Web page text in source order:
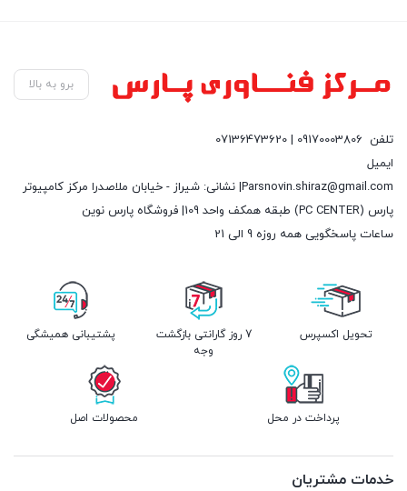
برو به بالا
تلفن 09170003806 | 07136473620
ایمیل
Parsnovin.shiraz@gmail.com| نشانی: شیراز - خیابان ملاصدرا مرکز کامپیوتر
پارس (PC CENTER) طبقه همکف واحد 109| فروشگاه پارس نوین
ساعات پاسخگویی همه روزه 9 الی 21
تحویل اکسپرس
7 روز گارانتی بازگشت
وجه
پشتیبانی همیشگی
پرداخت در محل محصولات اصل
خدمات مشتریان